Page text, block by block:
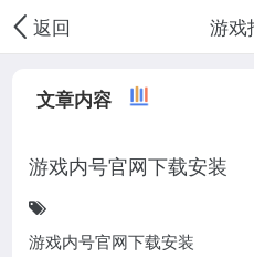
返回 游戏
文章内容
游戏内号官网下载安装
游戏内号官网下载安装